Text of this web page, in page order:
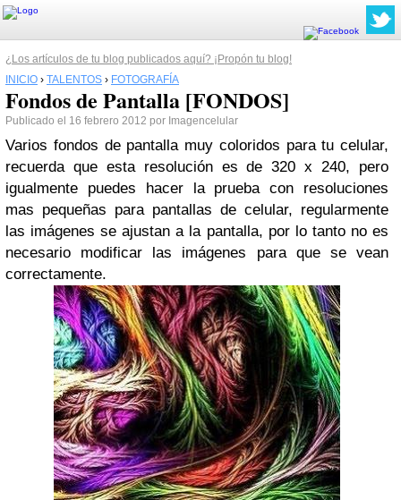
¿Los artículos de tu blog publicados aquí? ¡Propón tu blog!
INICIO › TALENTOS › FOTOGRAFÍA
Fondos de Pantalla [FONDOS]
Publicado el 16 febrero 2012 por Imagencelular
Varios fondos de pantalla muy coloridos para tu celular,
recuerda que esta resolución es de 320 x 240, pero
igualmente puedes hacer la prueba con resoluciones
mas pequeñas para pantallas de celular, regularmente
las imágenes se ajustan a la pantalla, por lo tanto no es
necesario modificar las imágenes para que se vean
correctamente.